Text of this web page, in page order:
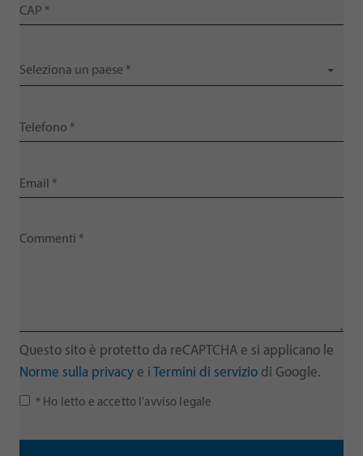
Seleziona un paese *
Questo sito è protetto da reCAPTCHA e si applicano le
Norme sulla privacy e i Termini di servizio di Google.
* Ho letto e accetto l'avviso legale